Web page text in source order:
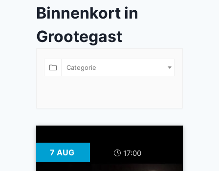
Binnenkort in
Grootegast
Categorie
7 AUG 17:00